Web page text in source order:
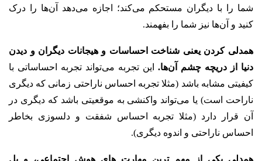
شما را با دیگران مستحکم می‌کند؛ اجازه می‌دهد آن‌ها را درک
کنید و آن‌ها نیز شما را بفهمند.
همدلی کردن یعنی شناخت احساسات و هیجانات دیگران و دیدن
دنیا از دریچه چشم آن‌ها. این تجربه می‌تواند تجربه احساساتی با
کیفیتی مشابه باشد (مثلا تجربه احساس ناراحتی زمانی که دیگری
ناراحت است) یا می‌تواند واکنشی به موقعیتی باشد که دیگری در
آن قرار دارد (مثلا تجربه احساس شفقت و دلسوزی بخاطر
احساس ناراحتی و اندوه دیگری).
همدلی یکی از مهم ترین مهارت های هوش اجتماعی، و پل